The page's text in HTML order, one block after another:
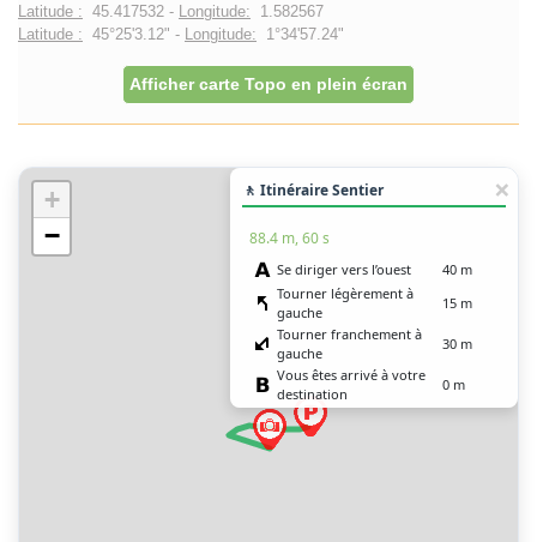
Latitude : 45.417532 - Longitude: 1.582567
Latitude : 45°25'3.12" - Longitude: 1°34'57.24"
Afficher carte Topo en plein écran
+
−
🚶 Itinéraire Sentier
88.4 m, 60 s
Se diriger vers l’ouest
40 m
Tourner légèrement à
gauche
15 m
Tourner franchement à
gauche
30 m
Vous êtes arrivé à votre
destination
0 m